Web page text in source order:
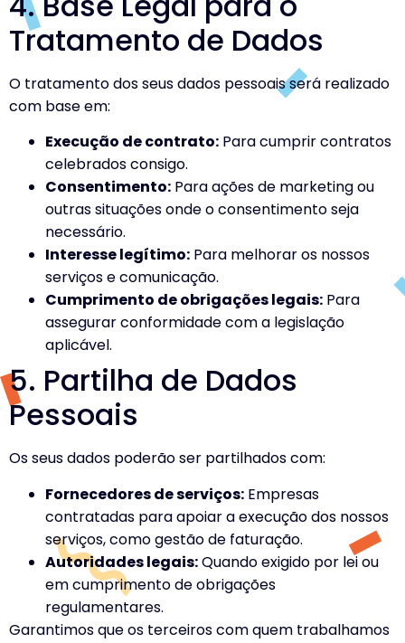
Tratamento de Dados
O tratamento dos seus dados pessoais será realizado
com base em:
Execução de contrato: Para cumprir contratos
celebrados consigo.
Consentimento: Para ações de marketing ou
outras situações onde o consentimento seja
necessário.
Interesse legítimo: Para melhorar os nossos
serviços e comunicação.
Cumprimento de obrigações legais: Para
assegurar conformidade com a legislação
aplicável.
5. Partilha de Dados
Pessoais
Os seus dados poderão ser partilhados com:
Fornecedores de serviços: Empresas
contratadas para apoiar a execução dos nossos
serviços, como gestão de faturação.
Autoridades legais:Quando exigido por lei ou
em cumprimento de obrigações
regulamentares.
Garantimos que os terceiros com quem trabalhamos